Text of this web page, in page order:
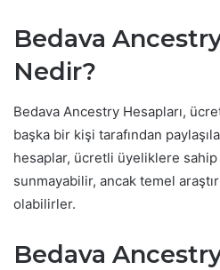
Bedava
Nedir?
Bedava Ancestry Hesapları,
başka bir kişi tarafından
hesaplar, ücretli üyeliklere sahip
sunmayabilir, ancak temel
olabilirler.
Bedava